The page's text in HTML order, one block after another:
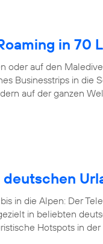
in 70
oder auf den
Businesstrips in die
auf der ganzen
in die Alpen: Der
in beliebten
Hotspots in